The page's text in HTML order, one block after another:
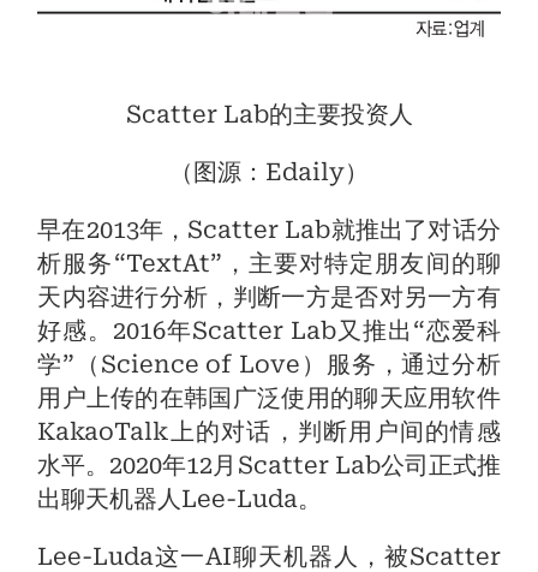
Scatter Lab的主要投资人
（图源：Edaily）
早在2013年，Scatter Lab就推出了对话分
析服务“TextAt”，主要对特定朋友间的聊
天内容进行分析，判断一方是否对另一方有
好感。2016年Scatter Lab又推出“恋爱科
学”（Science of Love）服务，通过分析
用户上传的在韩国广泛使用的聊天应用软件
KakaoTalk上的对话，判断用户间的情感
水平。2020年12月Scatter Lab公司正式推
出聊天机器人Lee-Luda。
Lee-Luda这一AI聊天机器人，被Scatter